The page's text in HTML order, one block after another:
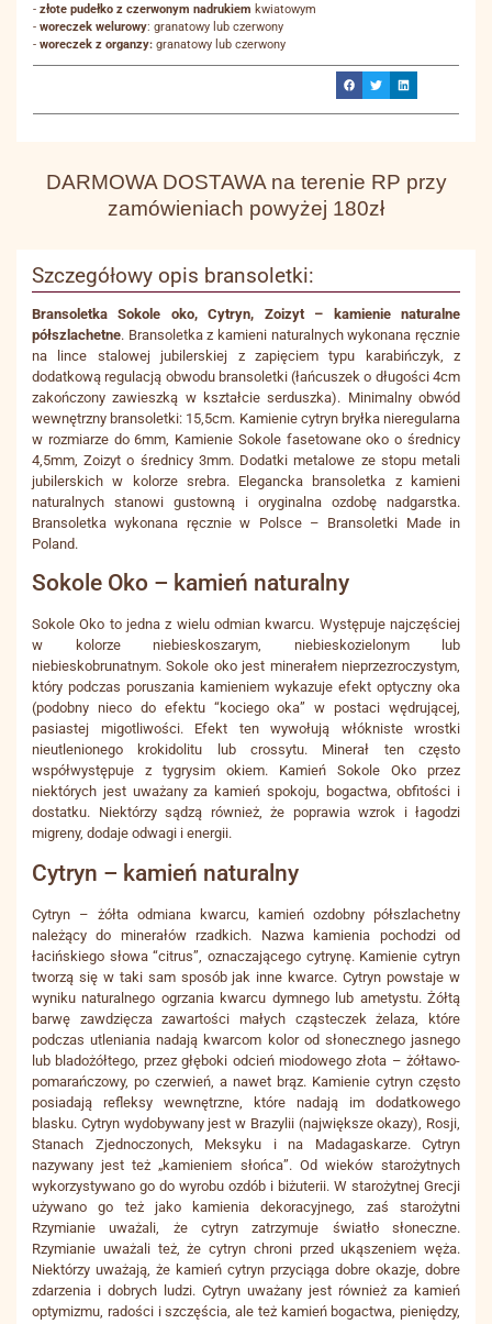
- złote pudełko z czerwonym nadrukiem kwiatowym
- woreczek welurowy: granatowy lub czerwony
- woreczek z organzy: granatowy lub czerwony
DARMOWA DOSTAWA na terenie RP przy
zamówieniach powyżej 180zł
Szczegółowy opis bransoletki:
Bransoletka Sokole oko, Cytryn, Zoizyt – kamienie naturalne
półszlachetne. Bransoletka z kamieni naturalnych wykonana ręcznie
na lince stalowej jubilerskiej z zapięciem typu karabińczyk, z
dodatkową regulacją obwodu bransoletki (łańcuszek o długości 4cm
zakończony zawieszką w kształcie serduszka). Minimalny obwód
wewnętrzny bransoletki: 15,5cm. Kamienie cytryn bryłka nieregularna
w rozmiarze do 6mm, Kamienie Sokole fasetowane oko o średnicy
4,5mm, Zoizyt o średnicy 3mm. Dodatki metalowe ze stopu metali
jubilerskich w kolorze srebra. Elegancka bransoletka z kamieni
naturalnych stanowi gustowną i oryginalna ozdobę nadgarstka.
Bransoletka wykonana ręcznie w Polsce – Bransoletki Made in
Poland.
Sokole Oko – kamień naturalny
Sokole Oko to jedna z wielu odmian kwarcu. Występuje najczęściej
w kolorze niebieskoszarym, niebieskozielonym lub
niebieskobrunatnym. Sokole oko jest minerałem nieprzezroczystym,
który podczas poruszania kamieniem wykazuje efekt optyczny oka
(podobny nieco do efektu “kociego oka” w postaci wędrującej,
pasiastej migotliwości. Efekt ten wywołują włókniste wrostki
nieutlenionego krokidolitu lub crossytu. Minerał ten często
współwystępuje z tygrysim okiem. Kamień Sokole Oko przez
niektórych jest uważany za kamień spokoju, bogactwa, obfitości i
dostatku. Niektórzy sądzą również, że poprawia wzrok i łagodzi
migreny, dodaje odwagi i energii.
Cytryn – kamień naturalny
Cytryn – żółta odmiana kwarcu, kamień ozdobny półszlachetny
należący do minerałów rzadkich. Nazwa kamienia pochodzi od
łacińskiego słowa “citrus”, oznaczającego cytrynę. Kamienie cytryn
tworzą się w taki sam sposób jak inne kwarce. Cytryn powstaje w
wyniku naturalnego ogrzania kwarcu dymnego lub ametystu. Żółtą
barwę zawdzięcza zawartości małych cząsteczek żelaza, które
podczas utleniania nadają kwarcom kolor od słonecznego jasnego
lub bladożółtego, przez głęboki odcień miodowego złota – żółtawo-
pomarańczowy, po czerwień, a nawet brąz. Kamienie cytryn często
posiadają refleksy wewnętrzne, które nadają im dodatkowego
blasku. Cytryn wydobywany jest w Brazylii (największe okazy), Rosji,
Stanach Zjednoczonych, Meksyku i na Madagaskarze. Cytryn
nazywany jest też „kamieniem słońca”. Od wieków starożytnych
wykorzystywano go do wyrobu ozdób i biżuterii. W starożytnej Grecji
używano go też jako kamienia dekoracyjnego, zaś starożytni
Rzymianie uważali, że cytryn zatrzymuje światło słoneczne.
Rzymianie uważali też, że cytryn chroni przed ukąszeniem węża.
Niektórzy uważają, że kamień cytryn przyciąga dobre okazje, dobre
zdarzenia i dobrych ludzi. Cytryn uważany jest również za kamień
optymizmu, radości i szczęścia, ale też kamień bogactwa, pieniędzy,